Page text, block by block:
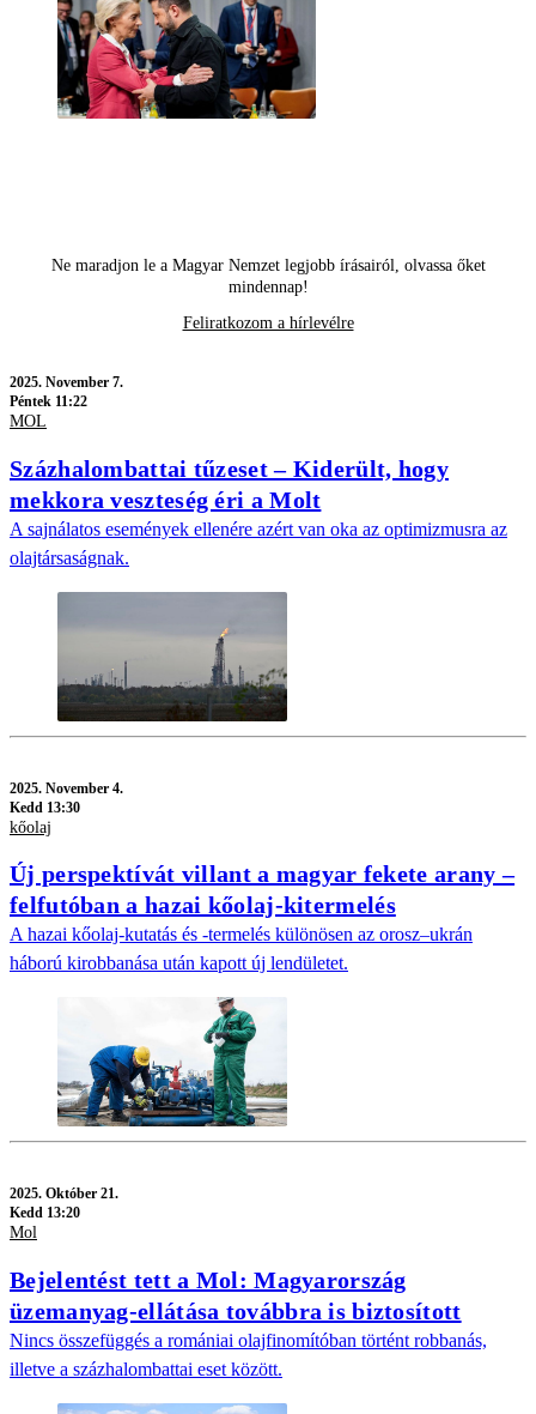
Ne maradjon le a Magyar Nemzet legjobb írásairól, olvassa őket
mindennap!
Feliratkozom a hírlevélre
2025. November 7.
Péntek 11:22
MOL
Százhalombattai tűzeset – Kiderült, hogy
mekkora veszteség éri a Molt
A sajnálatos események ellenére azért van oka az optimizmusra az
olajtársaságnak.
2025. November 4.
Kedd 13:30
kőolaj
Új perspektívát villant a magyar fekete arany –
felfutóban a hazai kőolaj-kitermelés
A hazai kőolaj-kutatás és -termelés különösen az orosz–ukrán
háború kirobbanása után kapott új lendületet.
2025. Október 21.
Kedd 13:20
Mol
Bejelentést tett a Mol: Magyarország
üzemanyag-ellátása továbbra is biztosított
Nincs összefüggés a romániai olajfinomítóban történt robbanás,
illetve a százhalombattai eset között.